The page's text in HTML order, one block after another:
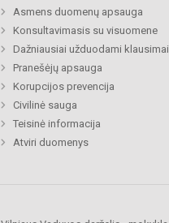
Asmens duomenų apsauga
Konsultavimasis su visuomene
Dažniausiai užduodami klausimai
Pranešėjų apsauga
Korupcijos prevencija
Civilinė sauga
Teisinė informacija
Atviri duomenys